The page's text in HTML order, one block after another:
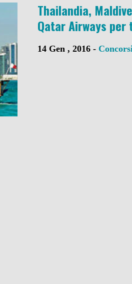
Thailandia,
Qatar Airways
14 Gen , 2016 -